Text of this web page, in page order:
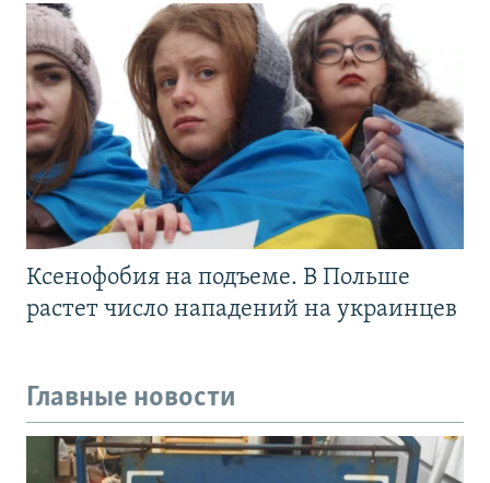
Ксенофобия на подъеме. В Польше
растет число нападений на украинцев
Главные новости